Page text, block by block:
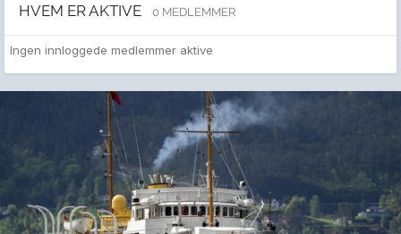
HVEM ER AKTIVE 0 MEDLEMMER
Ingen innloggede medlemmer aktive